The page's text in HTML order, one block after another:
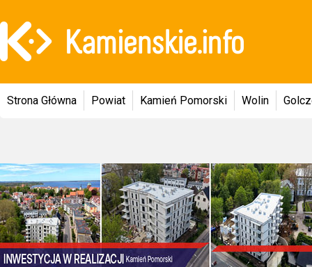
Strona Główna Powiat Kamień Pomorski Wolin